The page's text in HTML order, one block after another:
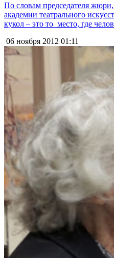
По словам председателя
академии театрального
кукол – это то место, где
06 ноября 2012 01:11